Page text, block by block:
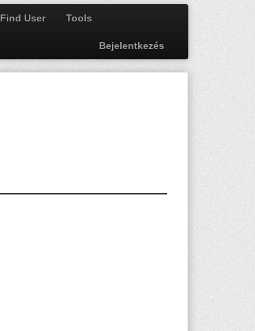
Find User Tools
Bejelentkezés